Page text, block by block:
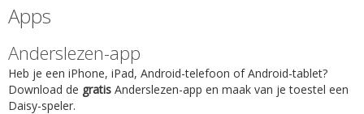
Apps
Anderslezen-app
Heb je een iPhone, iPad, Android-telefoon of Android-tablet?
Download de gratis Anderslezen-app en maak van je toestel een
Daisy-speler.